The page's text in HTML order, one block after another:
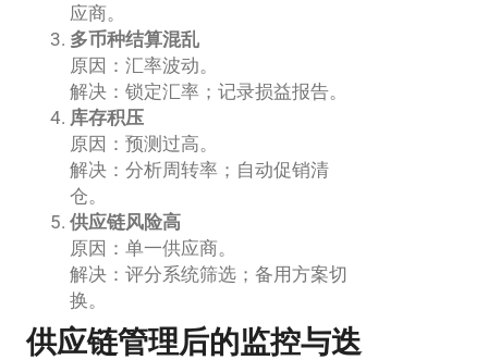
应商。
多币种结算混乱
原因：汇率波动。
解决：锁定汇率；记录损益报告。
库存积压
原因：预测过高。
解决：分析周转率；自动促销清
仓。
供应链风险高
原因：单一供应商。
解决：评分系统筛选；备用方案切
换。
供应链管理后的监控与迭